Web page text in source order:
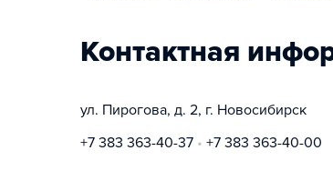
Контактная
ул. Пирогова, д. 2, г. Новосибирск
+7 383 363-40-37
+7 383 363-40-00